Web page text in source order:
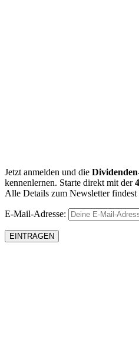
Jetzt anmelden und die
kennenlernen. Starte direkt mit der
Alle Details zum Newsletter findest
E-Mail-Adresse: